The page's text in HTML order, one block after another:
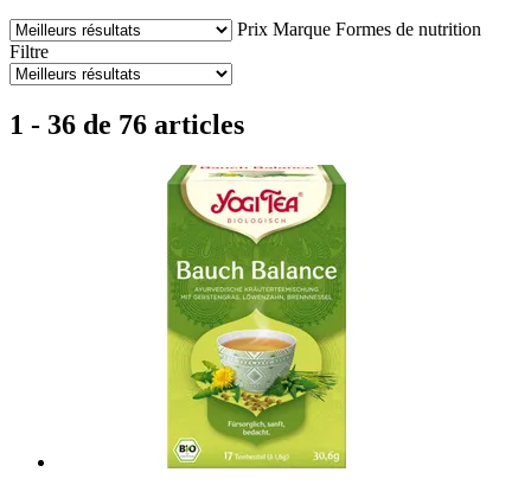
Prix Marque Formes de nutrition
Filtre
1 - 36 de 76 articles